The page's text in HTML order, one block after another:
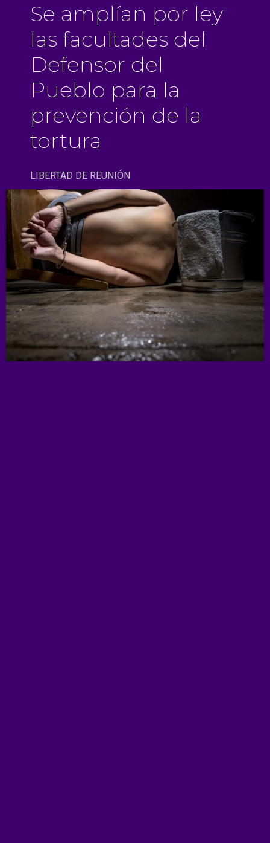
Se amplían por ley
las facultades del
Defensor del
Pueblo para la
prevención de la
tortura
LIBERTAD DE REUNIÓN